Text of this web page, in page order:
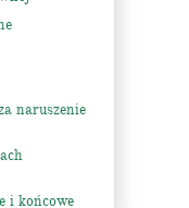
naruszenie
i końcowe